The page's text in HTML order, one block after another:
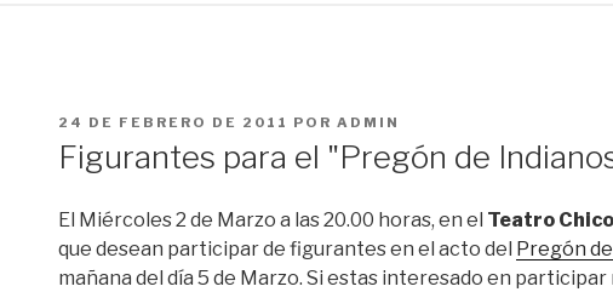
PUBLICADO
24 DE FEBRERO DE 2011 POR ADMIN
Figurantes para el "Pregón de
El Miércoles 2 de Marzo a las 20.00 horas, en el Teatro Chico
que desean participar de figurantes en el acto del Pregón
mañana del día 5 de Marzo. Si estas interesado en participar